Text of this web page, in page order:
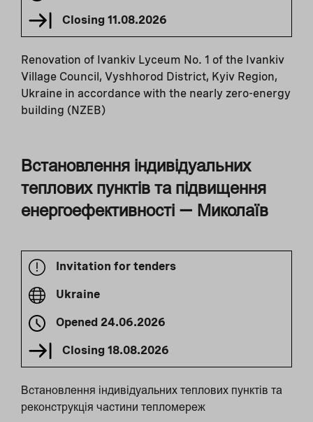
Closing 11.08.2026
Renovation of Ivankiv Lyceum No. 1 of the Ivankiv
Village Council, Vyshhorod District, Kyiv Region,
Ukraine in accordance with the nearly zero-energy
building (NZEB)
Встановлення індивідуальних
теплових пунктів та підвищення
енергоефективності — Миколаїв
Invitation for tenders
Ukraine
Opened 24.06.2026
Closing 18.08.2026
Встановлення індивідуальних теплових пунктів та
реконструкція частини тепломереж